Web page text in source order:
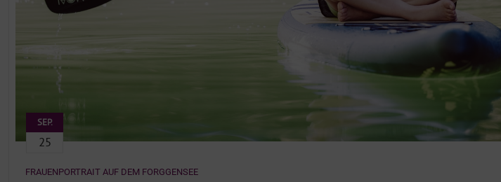
SEP.
25
FRAUENPORTRAIT AUF DEM FORGGENSEE